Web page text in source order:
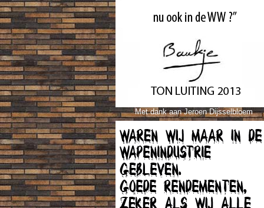
Met dank aan Jeroen Dijsselbloem